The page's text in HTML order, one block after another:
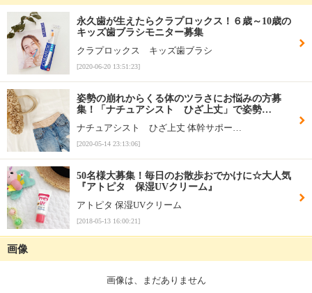
永久歯が生えたらクラプロックス！６歳～10歳の
キッズ歯ブラシモニター募集
クラプロックス キッズ歯ブラシ
[2020-06-20 13:51:23]
姿勢の崩れからくる体のツラさにお悩みの方募
集！「ナチュアシスト ひざ上丈」で姿勢…
ナチュアシスト ひざ上丈 体幹サポー…
[2020-05-14 23:13:06]
50名様大募集！毎日のお散歩おでかけに☆大人気
『アトピタ 保湿UVクリーム』
アトピタ 保湿UVクリーム
[2018-05-13 16:00:21]
画像
画像は、まだありません